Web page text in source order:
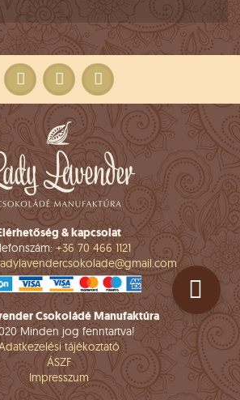
& kapcsolat
+36 70 466 1121
Csokoládé Manufaktúra
Minden jog fenntartva!
tájékoztató
ÁSZF
Impresszum